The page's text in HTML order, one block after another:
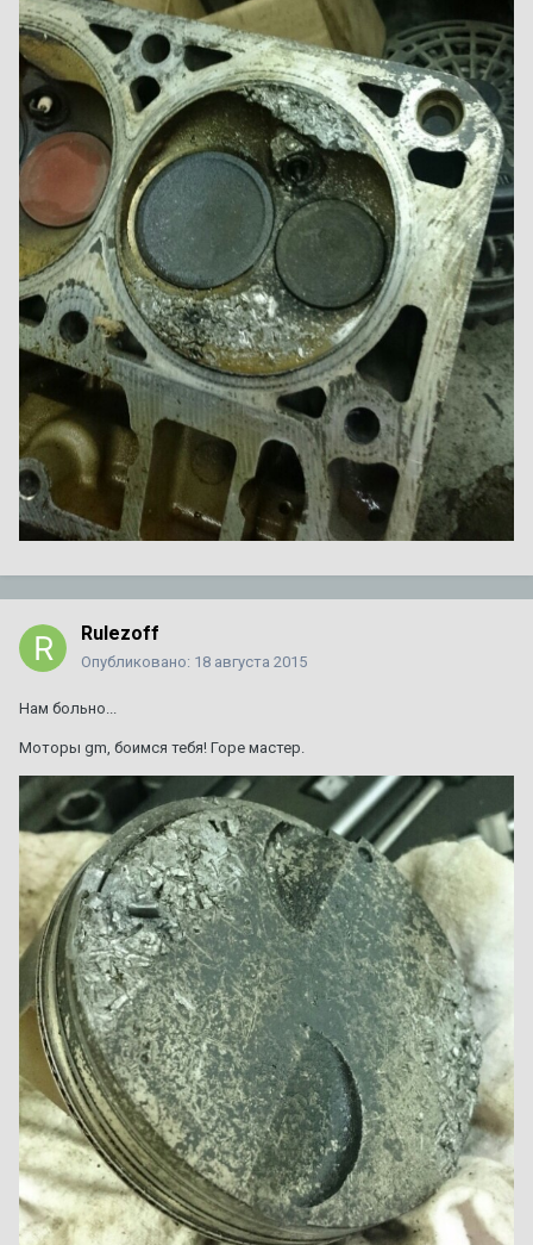
ТО XT5 1 2 4 7
Автор:Amidd, 1 августа 2017вXT5
154
720 783 просмотра
92 или 95 - что лучше ??? 1 2 3
Автор:A446MO, 24 июня 2011
Escalade III 2006 — 2014
64 ответа 140 488 просмотров
Сгорела коробка на 280000км. Как предотвратить в
следующий раз? Доп. охлаждение?
Автор:zelevsky23,29 июнявCTS I 2003 г. — 2007 г.
1 ответ 1 745 просмотров
Rulezoff
Опубликовано: 18 августа 2015
Нам больно...
Моторы gm, боимся тебя! Горе мастер.